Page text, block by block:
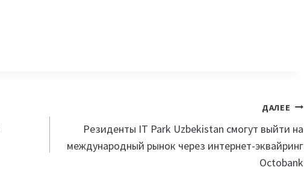
ДАЛЕЕ
Резиденты IT Park Uzbekistan смогут выйти на
международный рынок через интернет-эквайринг
Octobank